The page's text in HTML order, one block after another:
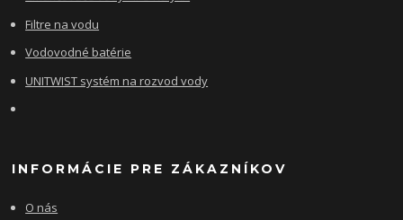
Filtre na vodu
Vodovodné batérie
UNITWIST systém na rozvod vody
INFORMÁCIE PRE ZÁKAZNÍKOV
O nás